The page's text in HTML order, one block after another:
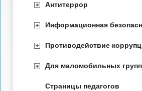
Антитеррор
Информационная
Противодействие
Для маломобильных
Страницы педагогов